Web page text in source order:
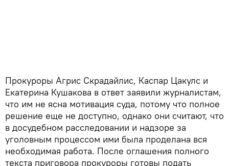
Прокуроры Агрис Скрадайлис, Каспар Цакулс и
Екатерина Кушакова в ответ заявили журналистам,
что им не ясна мотивация суда, потому что полное
решение еще не доступно, однако они считают, что
в досудебном расследовании и надзоре за
уголовным процессом ими была проделана вся
необходимая работа. После оглашения полного
текста приговора прокуроры готовы подать